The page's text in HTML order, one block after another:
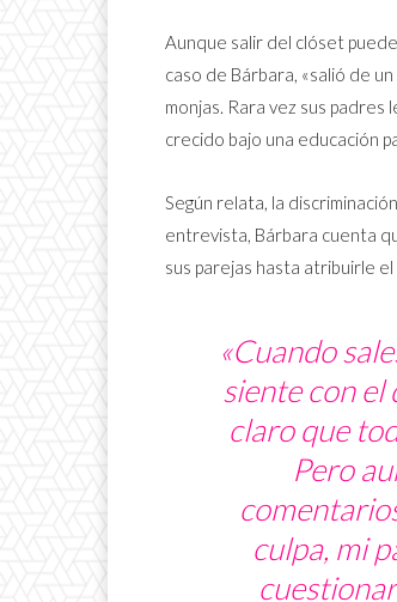
Aunque salir del clóset
caso de Bárbara, «salió de
monjas. Rara vez sus
crecido bajo una educación
Según relata, la
entrevista, Bárbara cuenta
sus parejas hasta atribuirle
«Cuando
siente con el
claro que
Pero
culpa, mi